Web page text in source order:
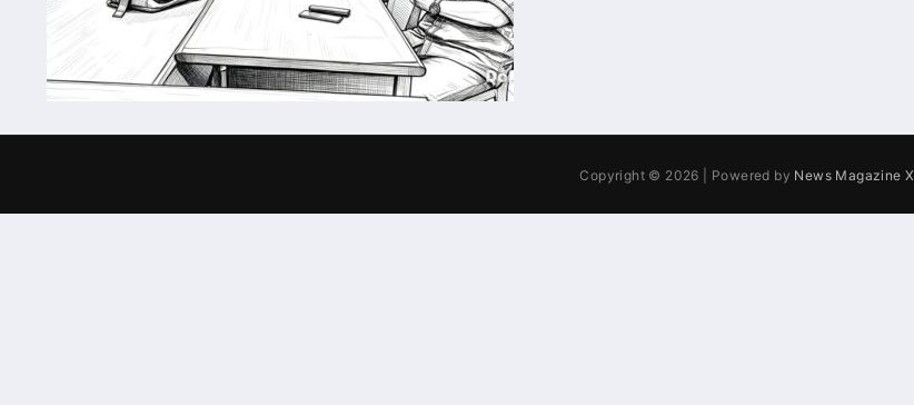
Copyright © 2026 | Powered by News Magazine X